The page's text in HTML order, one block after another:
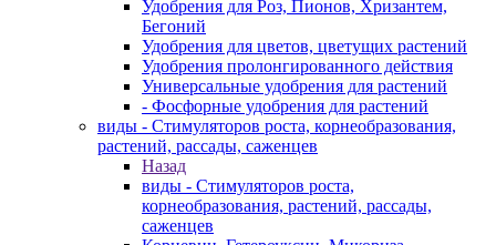
Удобрения для Роз, Пионов, Хризантем,
Бегоний
Удобрения для цветов, цветущих растений
Удобрения пролонгированного действия
Универсальные удобрения для растений
- Фосфорные удобрения для растений
виды - Стимуляторов роста, корнеобразования,
растений, рассады, саженцев
Назад
виды - Стимуляторов роста,
корнеобразования, растений, рассады,
саженцев